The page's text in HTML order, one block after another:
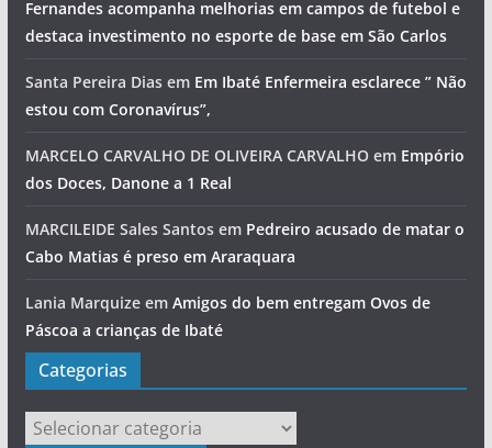
Fernandes acompanha melhorias em campos de futebol e
destaca investimento no esporte de base em São Carlos
Santa Pereira Diasem Em Ibaté Enfermeira esclarece ” Não
estou com Coronavírus”,
MARCELO CARVALHO DE OLIVEIRA CARVALHOem Empório
dos Doces, Danone a 1 Real
MARCILEIDE Sales Santosem Pedreiro acusado de matar o
Cabo Matias é preso em Araraquara
Lania Marquizeem Amigos do bem entregam Ovos de
Páscoa a crianças de Ibaté
Categorias
Categorias